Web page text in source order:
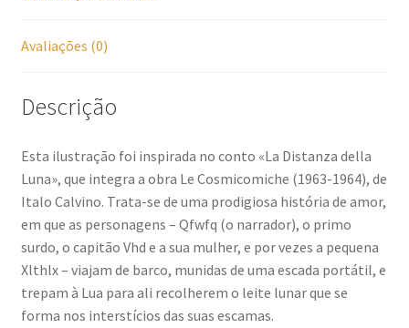
Avaliações (0)
Descrição
Esta ilustração foi inspirada no conto «La Distanza della
Luna», que integra a obra Le Cosmicomiche (1963-1964), de
Italo Calvino. Trata-se de uma prodigiosa história de amor,
em que as personagens – Qfwfq (o narrador), o primo
surdo, o capitão Vhd e a sua mulher, e por vezes a pequena
Xlthlx – viajam de barco, munidas de uma escada portátil, e
trepam à Lua para ali recolherem o leite lunar que se
forma nos interstícios das suas escamas.